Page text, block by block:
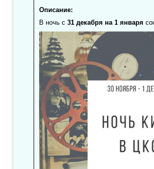
Описание:
В ночь с 31 декабря на 1 января